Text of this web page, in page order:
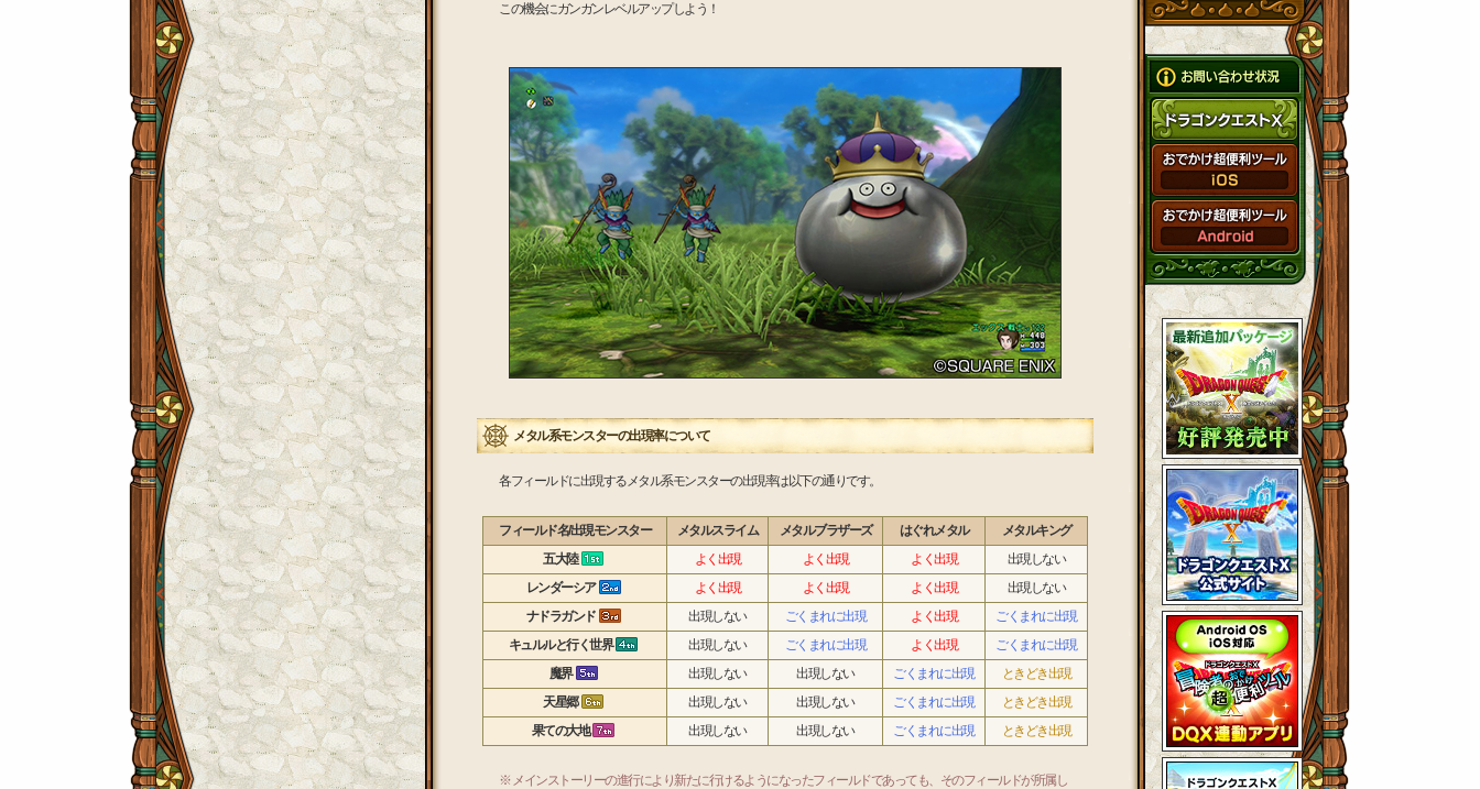
この機会にガンガンレベルアップしよう！
メタル系モンスターの出現率について
各フィールドに出現するメタル系モンスターの出現率は以下の通りです。
フィールド名/出現モンスター メタルスライム メタルブラザーズ はぐれメタル
メタルキング
五大陸
よく出現 よく出現 よく出現
出現しない
レンダーシア
よく出現 よく出現 よく出現
出現しない
ナドラガンド
出現しない ごくまれに出現 よく出現
ごくまれに出現
キュルルと行く世界
出現しない ごくまれに出現 よく出現
ごくまれに出現
魔界
出現しない 出現しない ごくまれに出現
ときどき出現
天星郷
出現しない 出現しない ごくまれに出現
ときどき出現
果ての大地
出現しない 出現しない ごくまれに出現 ときどき出現
※ メインストーリーの進行により新たに行けるようになったフィールドであっても、そのフィールドが所属し